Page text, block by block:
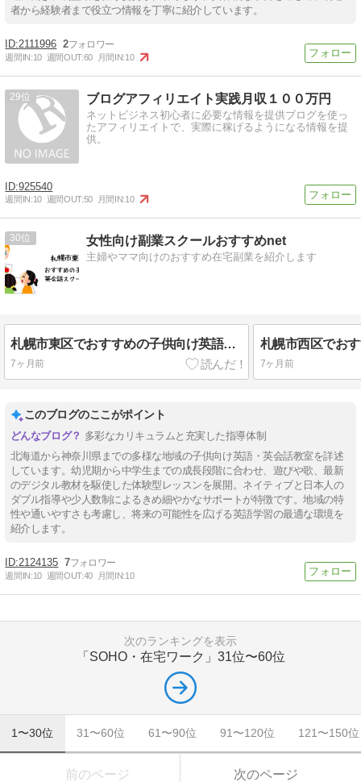
者から経験者まで役立つ情報を丁寧に紹介しています。
2111996 2
週間IN:10 週間OUT:60 月間IN:10
29 ブログアフィリエイト実践月収１００万円
ネットビジネス初心者に必要な情報を提供ブログを使っ
たアフィリエイトで、実際に稼げるようになる情報を提
供。
925540
週間IN:10 週間OUT:50 月間IN:10
30 女性向け副業スクールおすすめnet
主婦やママ向けのおすすめ在宅副業を紹介します
札幌市東区でおすすめの子供向け英語・英会話教室10選【ベビー/幼児/小学生/中学生】
7ヶ月前 7ヶ月前
このブログのここがポイント
多彩なカリキュラムと充実した指導体制
北海道から神奈川県までの多様な地域の子供向け英語・英会話教室を詳述
しています。幼児期から中学生までの成長段階に合わせ、遊びや歌、最新
のデジタル教材を駆使した体験型レッスンを展開。ネイティブと日本人の
ダブル指導や少人数制によるきめ細やかなサポートが特徴です。地域の特
性や通いやすさも考慮し、将来の可能性を広げる英語学習の最適な環境を
紹介します。
2124135 7
週間IN:10 週間OUT:40 月間IN:10
次のランキングを表示
「SOHO・在宅ワーク」 31位〜60位
1〜30位 31〜60位 61〜90位 91〜120位 121〜150位
前のページ 次のページ